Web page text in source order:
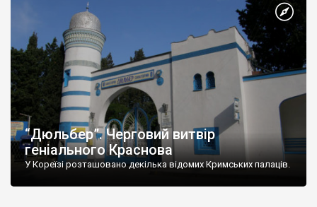
“Дюльбер”. Черговий витвір
геніального Краснова
У Кореїзі розташовано декілька відомих Кримських палаців.